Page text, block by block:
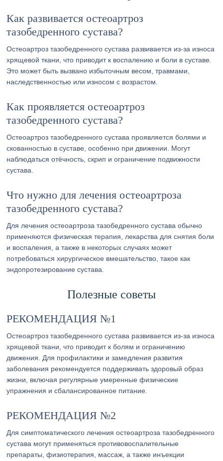
Как развивается остеоартроз
тазобедренного сустава?
Остеоартроз тазобедренного сустава развивается из-за износа
хрящевой ткани, что приводит к воспалению и боли в суставе.
Это может быть вызвано избыточным весом, травмами,
наследственностью или износом с возрастом.
Как проявляется остеоартроз
тазобедренного сустава?
Остеоартроз тазобедренного сустава проявляется болями и
скованностью в суставе, особенно при движении. Могут
наблюдаться отёчность, скрип и ограничение подвижности
сустава.
Что нужно для лечения остеоартроза
тазобедренного сустава?
Для лечения остеоартроза тазобедренного сустава обычно
применяются физическая терапия, лекарства для снятия боли
и воспаления, а также в некоторых случаях может
потребоваться хирургическое вмешательство, такое как
эндопротезирование сустава.
Полезные советы
РЕКОМЕНДАЦИЯ №1
Остеоартроз тазобедренного сустава развивается из-за износа
хрящевой ткани, что приводит к болям и ограничению
движения. Для профилактики и замедления развития
заболевания рекомендуется поддерживать здоровый образ
жизни, включая регулярные умеренные физические
упражнения и сбалансированное питание.
РЕКОМЕНДАЦИЯ №2
Для симптоматического лечения остеоартроза тазобедренного
сустава могут применяться противовоспалительные
препараты, физиотерапия, массаж, а также инъекции